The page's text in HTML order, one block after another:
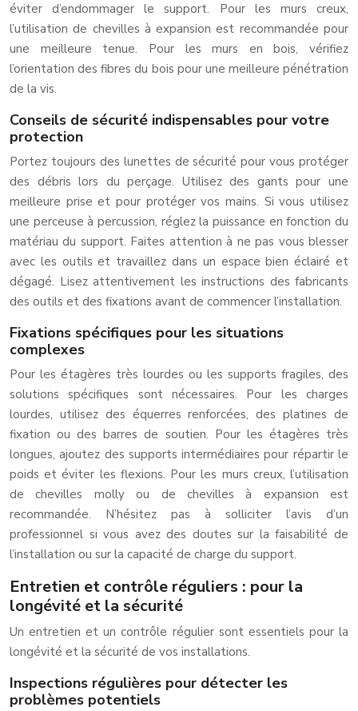
éviter d’endommager le support. Pour les murs creux,
l’utilisation de chevilles à expansion est recommandée pour
une meilleure tenue. Pour les murs en bois, vérifiez
l’orientation des fibres du bois pour une meilleure pénétration
de la vis.
Conseils de sécurité indispensables pour votre
protection
Portez toujours des lunettes de sécurité pour vous protéger
des débris lors du perçage. Utilisez des gants pour une
meilleure prise et pour protéger vos mains. Si vous utilisez
une perceuse à percussion, réglez la puissance en fonction du
matériau du support. Faites attention à ne pas vous blesser
avec les outils et travaillez dans un espace bien éclairé et
dégagé. Lisez attentivement les instructions des fabricants
des outils et des fixations avant de commencer l’installation.
Fixations spécifiques pour les situations
complexes
Pour les étagères très lourdes ou les supports fragiles, des
solutions spécifiques sont nécessaires. Pour les charges
lourdes, utilisez des équerres renforcées, des platines de
fixation ou des barres de soutien. Pour les étagères très
longues, ajoutez des supports intermédiaires pour répartir le
poids et éviter les flexions. Pour les murs creux, l’utilisation
de chevilles molly ou de chevilles à expansion est
recommandée. N’hésitez pas à solliciter l’avis d’un
professionnel si vous avez des doutes sur la faisabilité de
l’installation ou sur la capacité de charge du support.
Entretien et contrôle réguliers : pour la
longévité et la sécurité
Un entretien et un contrôle régulier sont essentiels pour la
longévité et la sécurité de vos installations.
Inspections régulières pour détecter les
problèmes potentiels